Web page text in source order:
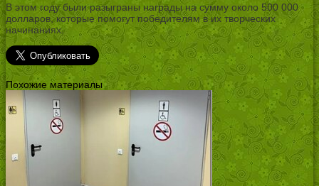
В этом году были разыграны награды на сумму около 500 000
долларов, которые помогут победителям в их творческих
начинаниях.
Похожие материалы